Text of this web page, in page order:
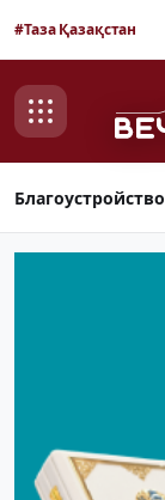
#Таза Қазақстан
Благоустройство